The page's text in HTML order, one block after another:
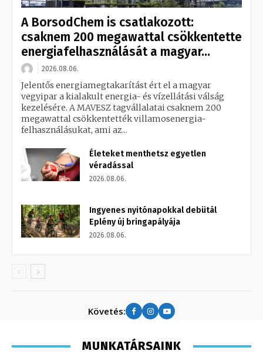
A BorsodChem is csatlakozott:
csaknem 200 megawattal csökkentette
energiafelhasználását a magyar...
2026.08.06.
Jelentős energiamegtakarítást ért el a magyar
vegyipar a kialakult energia- és vízellátási válság
kezelésére. A MAVESZ tagvállalatai csaknem 200
megawattal csökkentették villamosenergia-
felhasználásukat, ami az...
Életeket menthetsz egyetlen
véradással
2026.08.06.
Ingyenes nyitónapokkal debütál
Eplény új bringapályája
2026.08.06.
Követés:
MUNKATÁRSAINK